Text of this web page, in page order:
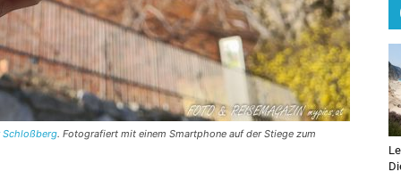
Schloßberg. Fotografiert mit einem Smartphone auf der Stiege zum